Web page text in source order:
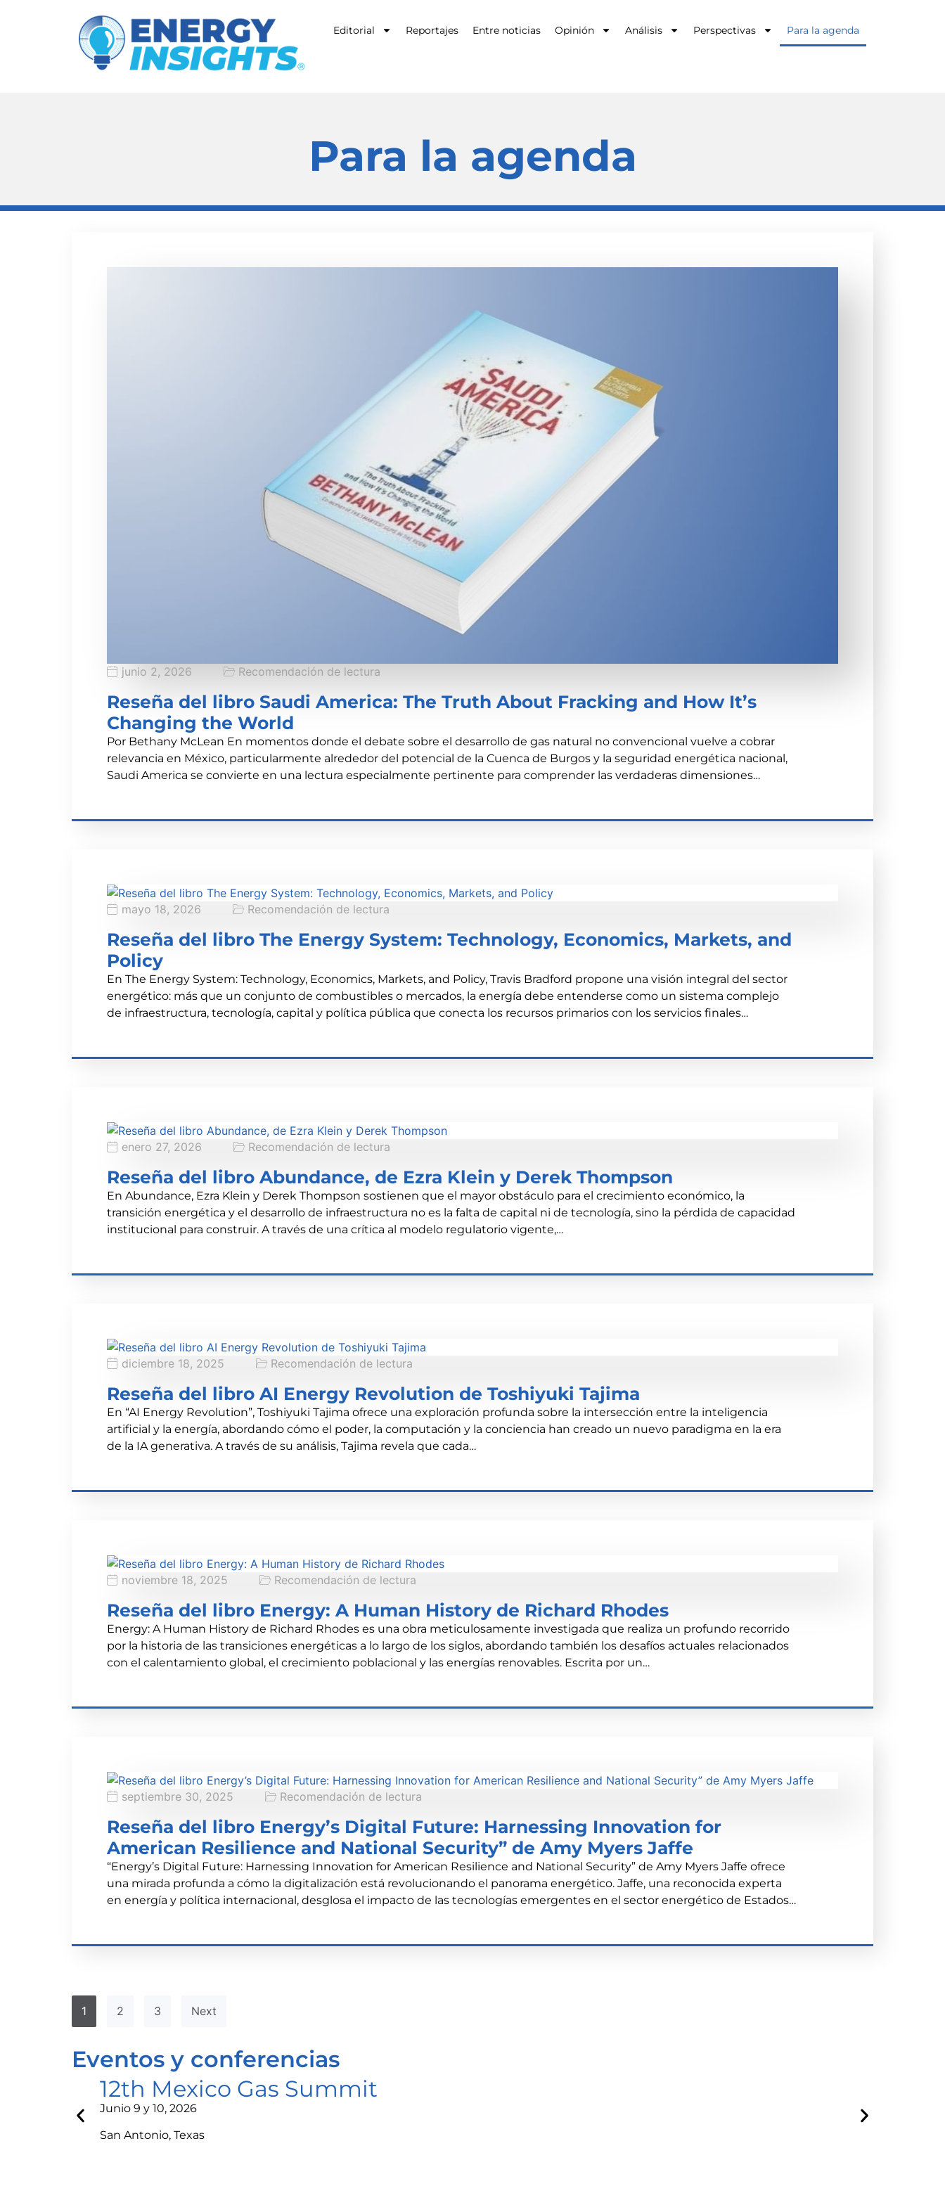
Editorial Reportajes Entre noticias Opinión Análisis Perspectivas Para la agenda
Para la agenda
junio 2, 2026 Recomendación de lectura
Reseña del libro Saudi America: The Truth About Fracking and How It’s
Changing the World
Por Bethany McLean En momentos donde el debate sobre el desarrollo de gas natural no convencional vuelve a cobrar
relevancia en México, particularmente alrededor del potencial de la Cuenca de Burgos y la seguridad energética nacional,
Saudi America se convierte en una lectura especialmente pertinente para comprender las verdaderas dimensiones…
mayo 18, 2026 Recomendación de lectura
Reseña del libro The Energy System: Technology, Economics, Markets, and
Policy
En The Energy System: Technology, Economics, Markets, and Policy, Travis Bradford propone una visión integral del sector
energético: más que un conjunto de combustibles o mercados, la energía debe entenderse como un sistema complejo
de infraestructura, tecnología, capital y política pública que conecta los recursos primarios con los servicios finales…
enero 27, 2026 Recomendación de lectura
Reseña del libro Abundance, de Ezra Klein y Derek Thompson
En Abundance, Ezra Klein y Derek Thompson sostienen que el mayor obstáculo para el crecimiento económico, la
transición energética y el desarrollo de infraestructura no es la falta de capital ni de tecnología, sino la pérdida de capacidad
institucional para construir. A través de una crítica al modelo regulatorio vigente,…
diciembre 18, 2025 Recomendación de lectura
Reseña del libro AI Energy Revolution de Toshiyuki Tajima
En “AI Energy Revolution”, Toshiyuki Tajima ofrece una exploración profunda sobre la intersección entre la inteligencia
artificial y la energía, abordando cómo el poder, la computación y la conciencia han creado un nuevo paradigma en la era
de la IA generativa. A través de su análisis, Tajima revela que cada…
noviembre 18, 2025 Recomendación de lectura
Reseña del libro Energy: A Human History de Richard Rhodes
Energy: A Human History de Richard Rhodes es una obra meticulosamente investigada que realiza un profundo recorrido
por la historia de las transiciones energéticas a lo largo de los siglos, abordando también los desafíos actuales relacionados
con el calentamiento global, el crecimiento poblacional y las energías renovables. Escrita por un…
septiembre 30, 2025 Recomendación de lectura
Reseña del libro Energy’s Digital Future: Harnessing Innovation for
American Resilience and National Security” de Amy Myers Jaffe
“Energy’s Digital Future: Harnessing Innovation for American Resilience and National Security” de Amy Myers Jaffe ofrece
una mirada profunda a cómo la digitalización está revolucionando el panorama energético. Jaffe, una reconocida experta
en energía y política internacional, desglosa el impacto de las tecnologías emergentes en el sector energético de Estados…
1 2 3 Next
Eventos y conferencias
12th Mexico Gas Summit
Junio 9 y 10, 2026
San Antonio, Texas